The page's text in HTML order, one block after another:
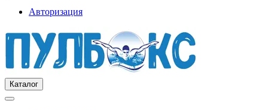
Авторизация
Каталог